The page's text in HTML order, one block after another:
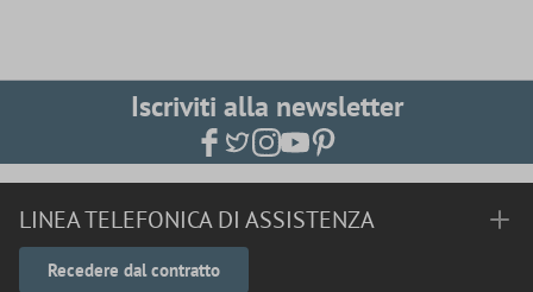
Iscriviti alla newsletter
LINEA TELEFONICA DI ASSISTENZA
Recedere dal contratto